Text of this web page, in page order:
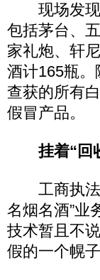
现场发现
包括茅台、
家礼炮、轩
酒计165瓶
查获的所有
假冒产品。
挂着“回
工商执法
名烟名酒”业
技术暂且不
假的一个幌子